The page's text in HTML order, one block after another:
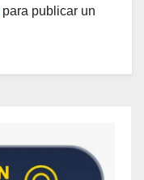
para publicar un